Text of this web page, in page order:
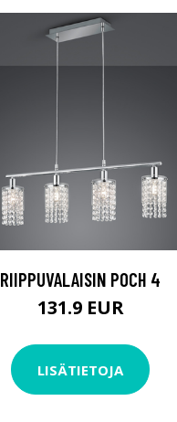
RIIPPUVALAISIN POCH 4
131.9 EUR
LISÄTIETOJA